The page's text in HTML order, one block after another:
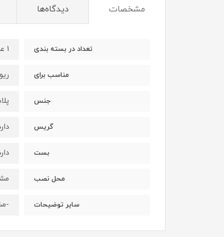
مشخصات دیدگاه‌ها
تعداد در بسته بندی 1 عدد
مناسب برای ریو
جنس
گریس
بست
محل نصب
سایر توضیحات -